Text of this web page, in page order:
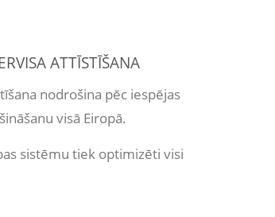
ATTĪSTĪŠANA
nodrošina pēc iespējas
visā Eiropā.
sistēmu tiek optimizēti visi